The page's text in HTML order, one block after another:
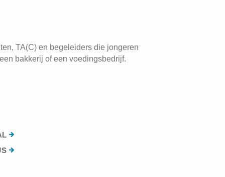
TA(C) en begeleiders die jongeren
bakkerij of een voedingsbedrijf.